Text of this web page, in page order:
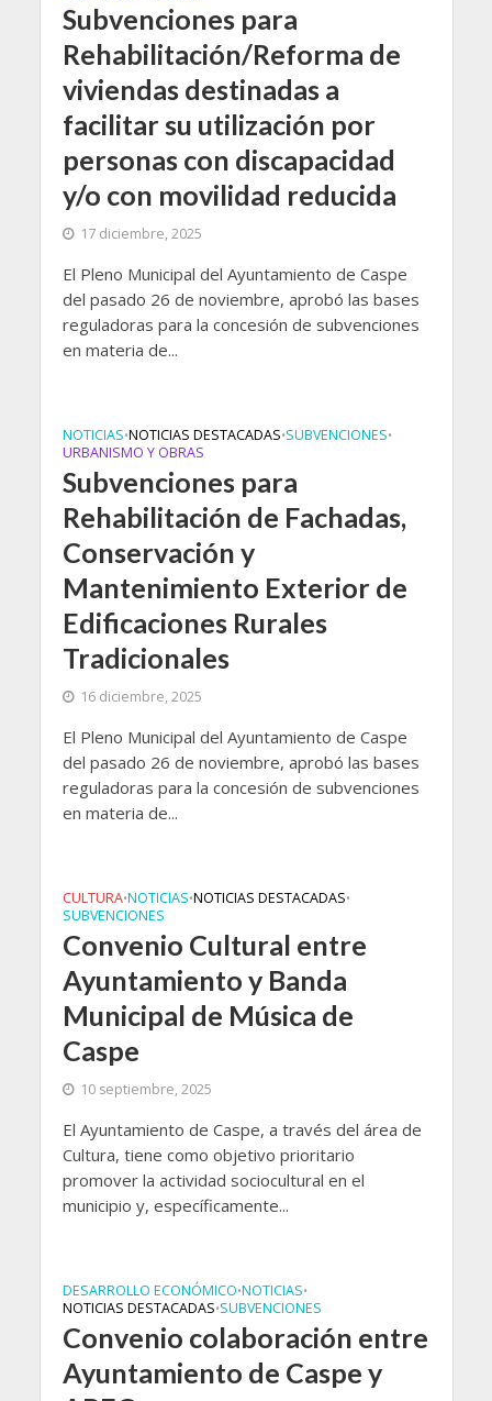
Subvenciones para
Rehabilitación/Reforma de
viviendas destinadas a
facilitar su utilización por
personas con discapacidad
y/o con movilidad reducida
17 diciembre, 2025
El Pleno Municipal del Ayuntamiento de Caspe
del pasado 26 de noviembre, aprobó las bases
reguladoras para la concesión de subvenciones
en materia de...
NOTICIAS•NOTICIAS DESTACADAS•SUBVENCIONES•
URBANISMO Y OBRAS
Subvenciones para
Rehabilitación de Fachadas,
Conservación y
Mantenimiento Exterior de
Edificaciones Rurales
Tradicionales
16 diciembre, 2025
El Pleno Municipal del Ayuntamiento de Caspe
del pasado 26 de noviembre, aprobó las bases
reguladoras para la concesión de subvenciones
en materia de...
CULTURA•NOTICIAS•NOTICIAS DESTACADAS•
SUBVENCIONES
Convenio Cultural entre
Ayuntamiento y Banda
Municipal de Música de
Caspe
10 septiembre, 2025
El Ayuntamiento de Caspe, a través del área de
Cultura, tiene como objetivo prioritario
promover la actividad sociocultural en el
municipio y, específicamente...
DESARROLLO ECONÓMICO•NOTICIAS•
NOTICIAS DESTACADAS•SUBVENCIONES
Convenio colaboración entre
Ayuntamiento de Caspe y